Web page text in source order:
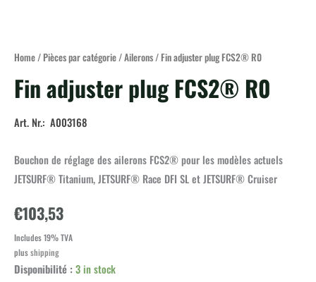
Home/Pièces par catégorie/Ailerons/ Fin adjuster plug FCS2® R0
Fin adjuster plug FCS2® R0
Art. Nr.: A003168
Bouchon de réglage des ailerons FCS2® pour les modèles actuels
JETSURF® Titanium, JETSURF® Race DFI SL et JETSURF® Cruiser
€103,53
Includes 19% TVA
plusshipping
Disponibilité :3 in stock